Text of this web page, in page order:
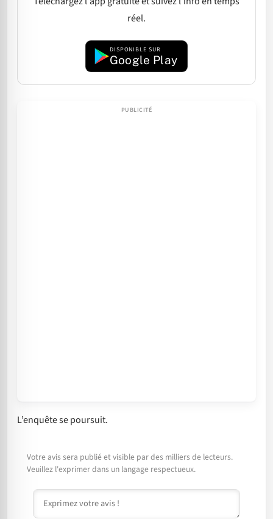
réel.
DISPONIBLE SUR
Google Play
L’enquête se poursuit.
Votre avis sera publié et visible par des milliers de lecteurs.
Veuillez l'exprimer dans un langage respectueux.
Commentaire